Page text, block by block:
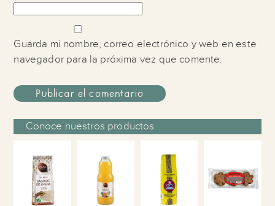
Guarda mi nombre, correo electrónico y web en este
navegador para la próxima vez que comente.
Conoce nuestros productos